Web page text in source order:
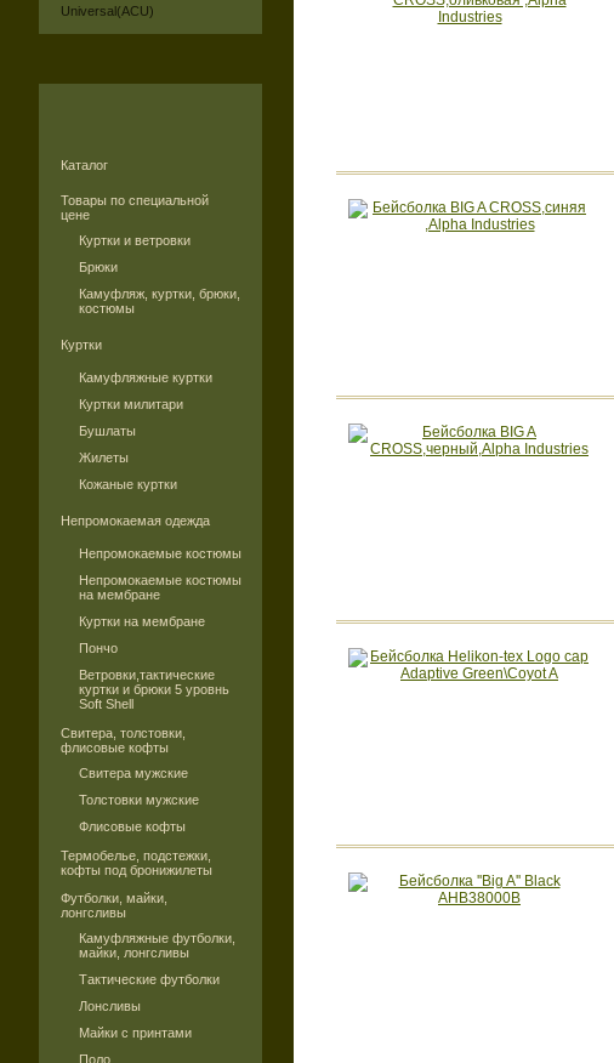
Universal(ACU)
Каталог
Товары по специальной
цене
Куртки и ветровки
Брюки
Камуфляж, куртки, брюки,
костюмы
Куртки
Камуфляжные куртки
Куртки милитари
Бушлаты
Жилеты
Кожаные куртки
Непромокаемая одежда
Непромокаемые костюмы
Непромокаемые костюмы
на мембране
Куртки на мембране
Пончо
Ветровки,тактические
куртки и брюки 5 уровнь
Soft Shell
Свитера, толстовки,
флисовые кофты
Свитера мужские
Толстовки мужские
Флисовые кофты
Термобелье, подстежки,
кофты под бронижилеты
Футболки, майки,
лонгсливы
Камуфляжные футболки,
майки, лонгсливы
Тактические футболки
Лонсливы
Майки с принтами
Поло